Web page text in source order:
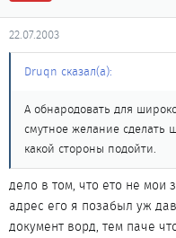
22.07.2003
Druqn сказал(а):
А обнародовать для
смутное желание сделать
какой стороны подойти.
дело в том, что ето не мои
адрес его я позабыл уж
документ ворд, тем паче